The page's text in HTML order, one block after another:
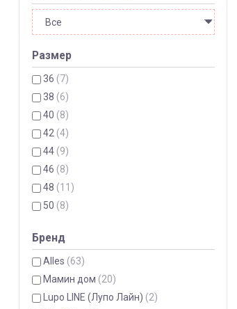
Размер
36 (7)
38 (6)
40 (8)
42 (4)
44 (9)
46 (8)
48 (11)
50 (8)
Бренд
Alles (63)
Мамин дом (20)
Lupo LINE (Лупо Лайн) (2)